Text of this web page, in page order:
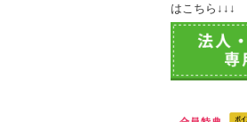
はこちら↓↓↓